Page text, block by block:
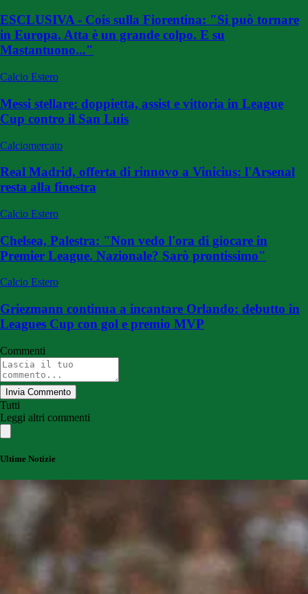
ESCLUSIVA - Cois sulla Fiorentina: "Si può tornare
in Europa. Atta è un grande colpo. E su
Mastantuono..."
Calcio Estero
Messi stellare: doppietta, assist e vittoria in League
Cup contro il San Luis
Calciomercato
Real Madrid, offerta di rinnovo a Vinicius: l'Arsenal
resta alla finestra
Calcio Estero
Chelsea, Palestra: "Non vedo l'ora di giocare in
Premier League. Nazionale? Sarò prontissimo"
Calcio Estero
Griezmann continua a incantare Orlando: debutto in
Leagues Cup con gol e premio MVP
Commenti
Invia Commento
Tutti
Leggi altri commenti
Ultime Notizie